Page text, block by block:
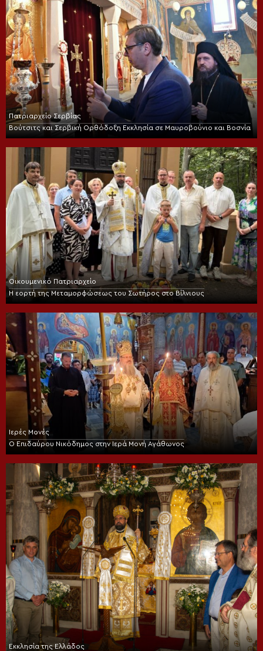
Πατριαρχείο Σερβίας
Βούτσιτς και Σερβική Ορθόδοξη Εκκλησία σε Μαυροβούνιο και Βοσνία
Οικουμενικό Πατριαρχείο
Η εορτή της Μεταμορφώσεως του Σωτήρος στο Βίλνιους
Ιερές Μονές
Ο Επιδαύρου Νικόδημος στην Ιερά Μονή Αγάθωνος
Εκκλησία της Ελλάδος